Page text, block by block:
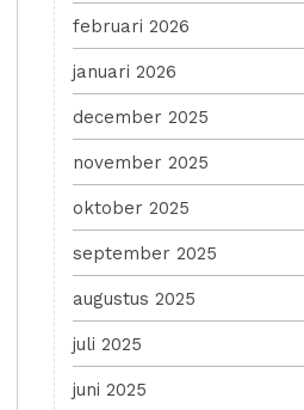
februari 2026
januari 2026
december 2025
november 2025
oktober 2025
september 2025
augustus 2025
juli 2025
juni 2025